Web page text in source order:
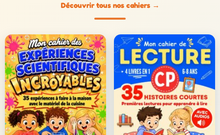
Découvrir tous nos cahiers →